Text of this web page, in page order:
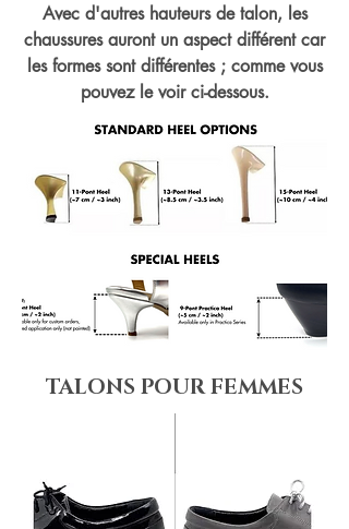
Avec d'autres hauteurs de talon, les
chaussures auront un aspect différent car
les formes sont différentes ; comme vous
pouvez le voir ci-dessous.
TALONS POUR FEMMES